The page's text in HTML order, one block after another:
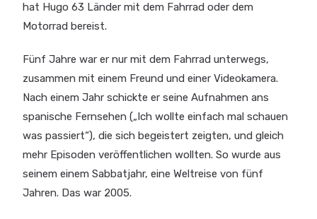
hat Hugo 63 Länder mit dem Fahrrad oder dem
Motorrad bereist.
Fünf Jahre war er nur mit dem Fahrrad unterwegs,
zusammen mit einem Freund und einer Videokamera.
Nach einem Jahr schickte er seine Aufnahmen ans
spanische Fernsehen („Ich wollte einfach mal schauen
was passiert“), die sich begeistert zeigten, und gleich
mehr Episoden veröffentlichen wollten. So wurde aus
seinem einem Sabbatjahr, eine Weltreise von fünf
Jahren. Das war 2005.